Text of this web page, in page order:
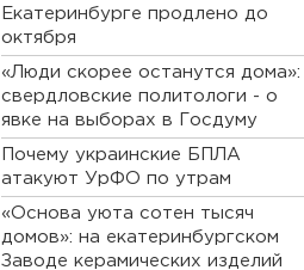
Екатеринбурге продлено до
октября
«Люди скорее останутся дома»:
свердловские политологи - о
явке на выборах в Госдуму
Почему украинские БПЛА
атакуют УрФО по утрам
«Основа уюта сотен тысяч
домов»: на екатеринбургском
Заводе керамических изделий